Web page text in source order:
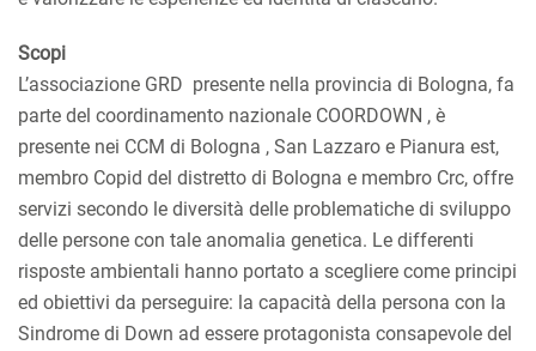
Scopi
L’associazione GRD presente nella provincia di Bologna, fa
parte del coordinamento nazionale COORDOWN , è
presente nei CCM di Bologna , San Lazzaro e Pianura est,
membro Copid del distretto di Bologna e membro Crc, offre
servizi secondo le diversità delle problematiche di sviluppo
delle persone con tale anomalia genetica. Le differenti
risposte ambientali hanno portato a scegliere come principi
ed obiettivi da perseguire: la capacità della persona con la
Sindrome di Down ad essere protagonista consapevole del